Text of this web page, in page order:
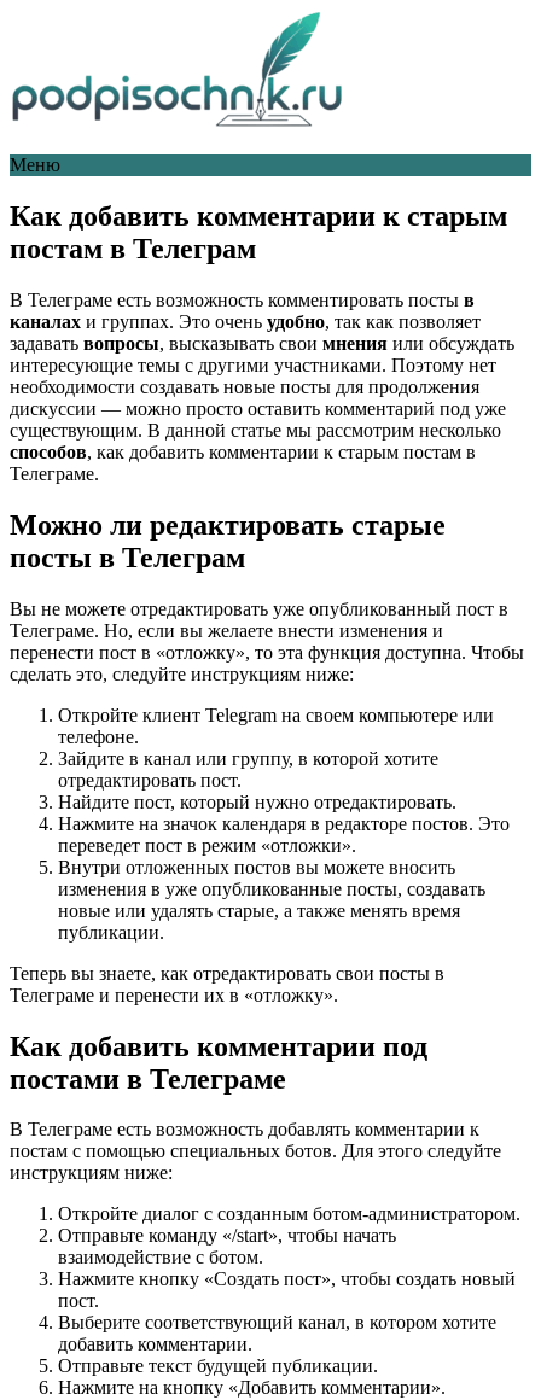
Меню
Как добавить комментарии к старым
постам в Телеграм
В Телеграме есть возможность комментировать посты в
каналах и группах. Это очень удобно, так как позволяет
задавать вопросы, высказывать свои мнения или обсуждать
интересующие темы с другими участниками. Поэтому нет
необходимости создавать новые посты для продолжения
дискуссии — можно просто оставить комментарий под уже
существующим. В данной статье мы рассмотрим несколько
способов, как добавить комментарии к старым постам в
Телеграме.
Можно ли редактировать старые
посты в Телеграм
Вы не можете отредактировать уже опубликованный пост в
Телеграме. Но, если вы желаете внести изменения и
перенести пост в «отложку», то эта функция доступна. Чтобы
сделать это, следуйте инструкциям ниже:
Откройте клиент Telegram на своем компьютере или
телефоне.
Зайдите в канал или группу, в которой хотите
отредактировать пост.
Найдите пост, который нужно отредактировать.
Нажмите на значок календаря в редакторе постов. Это
переведет пост в режим «отложки».
Внутри отложенных постов вы можете вносить
изменения в уже опубликованные посты, создавать
новые или удалять старые, а также менять время
публикации.
Теперь вы знаете, как отредактировать свои посты в
Телеграме и перенести их в «отложку».
Как добавить комментарии под
постами в Телеграме
В Телеграме есть возможность добавлять комментарии к
постам с помощью специальных ботов. Для этого следуйте
инструкциям ниже:
Откройте диалог с созданным ботом-администратором.
Отправьте команду «/start», чтобы начать
взаимодействие с ботом.
Нажмите кнопку «Создать пост», чтобы создать новый
пост.
Выберите соответствующий канал, в котором хотите
добавить комментарии.
Отправьте текст будущей публикации.
Нажмите на кнопку «Добавить комментарии».